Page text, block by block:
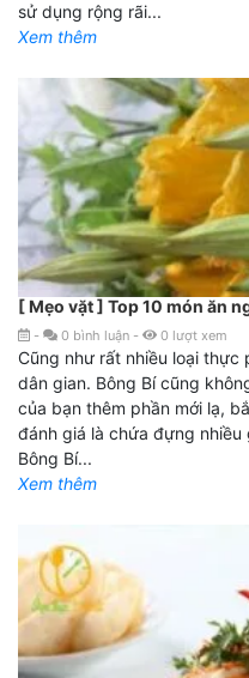
sử dụng rộng rãi...
Xem thêm
[ Mẹo vặt ] Top 10 món ăn
- 0 bình luận - 0 lượt xem
Cũng như rất nhiều loại
dân gian. Bông Bí cũng
của bạn thêm phần mới lạ,
đánh giá là chứa đựng
Bông Bí...
Xem thêm